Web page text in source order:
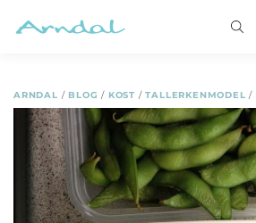
ARNDAL / BLOG / KOST /TALLERKENMODEL /